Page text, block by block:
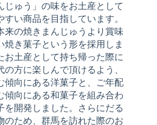
じゅう」の味をお土産として
すい商品を目指しています。
来の焼きまんじゅうより賞味
焼き菓子という形を採用しま
お土産として持ち帰った際に
の方に楽しんで頂けるよう、
傾向にある洋菓子と、ご年配
傾向にある和菓子を組み合わ
を開発しました。さらにだる
のため、群馬を訪れた際のお